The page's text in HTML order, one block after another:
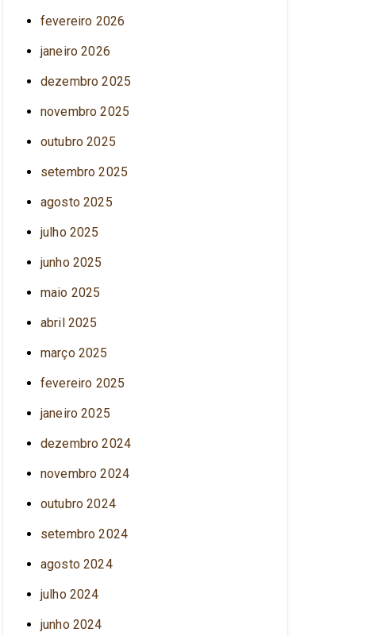
fevereiro 2026
janeiro 2026
dezembro 2025
novembro 2025
outubro 2025
setembro 2025
agosto 2025
julho 2025
junho 2025
maio 2025
abril 2025
março 2025
fevereiro 2025
janeiro 2025
dezembro 2024
novembro 2024
outubro 2024
setembro 2024
agosto 2024
julho 2024
junho 2024